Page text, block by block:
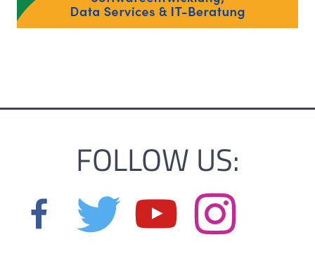
FOLLOW US: